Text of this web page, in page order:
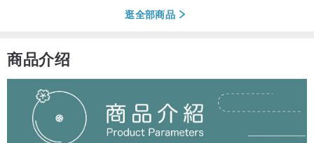
逛全部商品
商品介绍